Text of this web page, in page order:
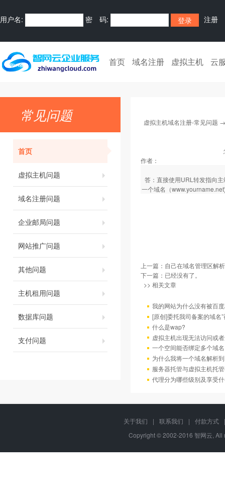
用户名: 密 码: 注册
首页 域名注册 虚拟主机 云
常见问题
首页
虚拟主机问题
域名注册问题
企业邮局问题
网站推广问题
其他问题
主机租用问题
数据库问题
支付问题
虚拟主机域名注册-常见问题
作者：
答：直接使用URL转发指向
一个域名（
上一篇： 自己在域名管理区解
下一篇：已经没有了。
>> 相关文章
我的网站为什么没有被百
[原创]委托我司备案的域名
什么是wap?
虚拟主机出现无法访问或
一个空间能否绑定多个域
为什么我将一个域名解析
服务器托管与虚拟主机托
代理分为哪些级别及享受
关于我们 | 联系我们 | 付款方式
|
Copyright © 2002-2016 智网云,